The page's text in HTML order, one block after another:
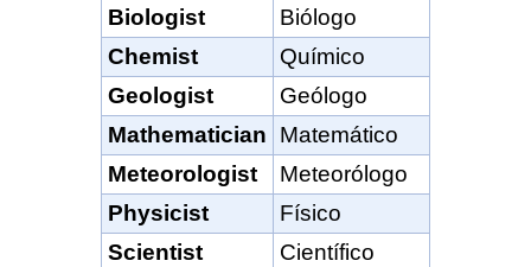
Biologist
Biólogo
Chemist
Químico
Geologist
Geólogo
Mathematician
Matemático
Meteorologist
Meteorólogo
Physicist
Físico
Scientist
Científico